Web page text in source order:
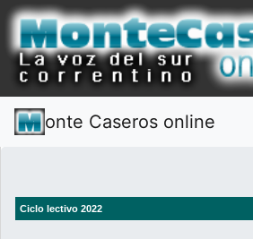
onte Caseros online
Ciclo lectivo 2022